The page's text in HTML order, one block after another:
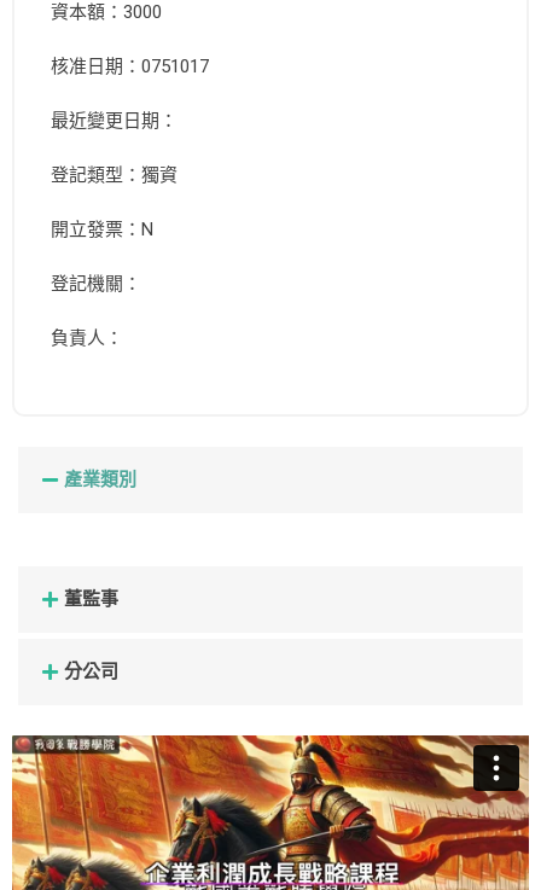
資本額：3000
核准日期：0751017
最近變更日期：
登記類型：獨資
開立發票：N
登記機關：
負責人：
產業類別
董監事
分公司